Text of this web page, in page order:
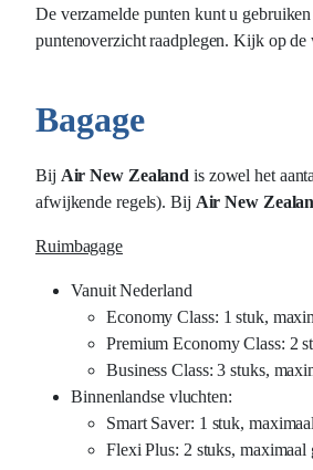
De verzamelde punten kunt u
puntenoverzicht raadplegen. Kijk op
Bagage
Bij Air New Zealand is zowel het
afwijkende regels). Bij Air New
Ruimbagage
Vanuit Nederland
Economy Class: 1 stuk,
Premium Economy Class: 2
Business Class: 3 stuks,
Binnenlandse vluchten:
Smart Saver: 1 stuk,
Flexi Plus: 2 stuks,